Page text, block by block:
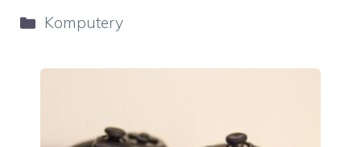
Kategorie
Komputery